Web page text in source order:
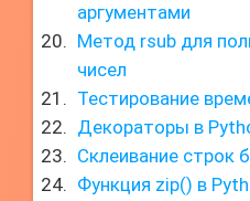
аргументами
Метод rsub для
чисел
Тестирование
Декораторы в
Склеивание строк
Функция zip() в